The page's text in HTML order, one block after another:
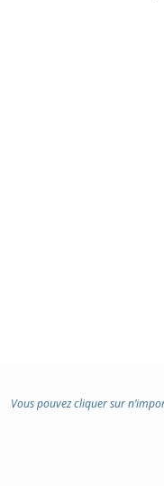
Vous pouvez cliquer sur